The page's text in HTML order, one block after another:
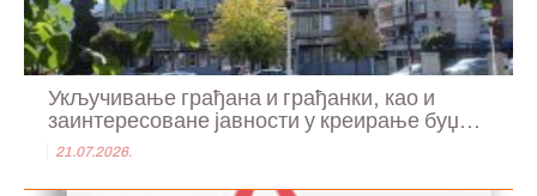
Укључивање грађана и грађанки, као и
заинтересоване јавности у креирање буџ...
21.07.2026.